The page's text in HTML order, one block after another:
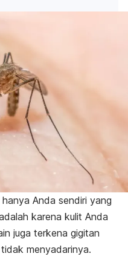
Anda sendiri yang
karena kulit Anda
juga terkena gigitan
menyadarinya.